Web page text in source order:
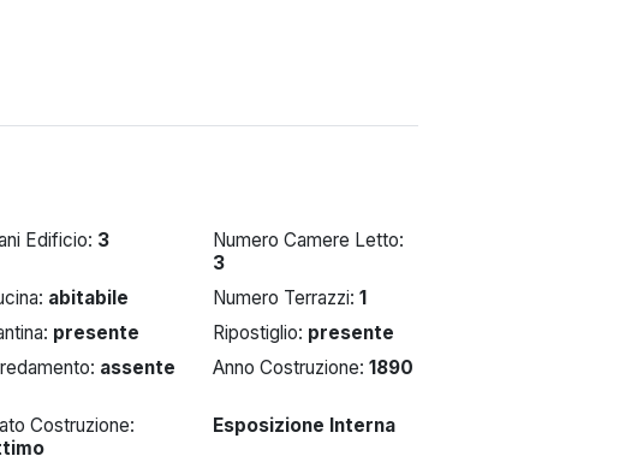
Edificio: 3
Numero Camere Letto:
3
abitabile Numero Terrazzi: 1
presente Ripostiglio: presente
assente Anno Costruzione: 1890
Costruzione:
Esposizione Interna